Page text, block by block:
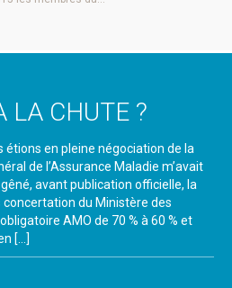
LA CHUTE ?
étions en pleine négociation de la
de l’Assurance Maladie m’avait
avant publication officielle, la
du Ministère des
AMO de 70 % à 60 % et
[…]